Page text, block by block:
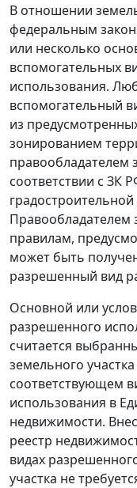
В отношении
федеральным
или несколько
вспомогательных
использования.
вспомогательный
из
зонированием
правообладателем
соответствии с ЗК
Правообладателем
правилам,
может быть
разрешенный вид
Основной или
разрешенного
считается
земельного
соответствующем
использования в
недвижимости.
реестр
видах
участка не